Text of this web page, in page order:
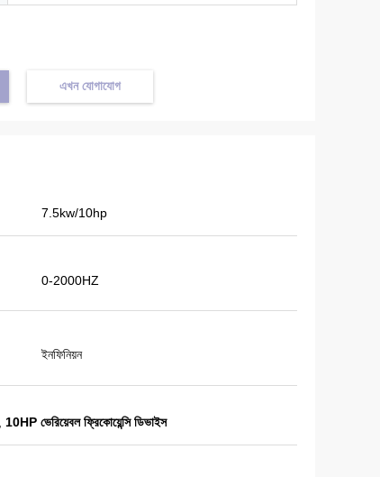
এখন যোগাযোগ
7.5kw/10hp
0-2000HZ
ইনফিনিয়ন
10HP ভেরিয়েবল ফ্রিকোয়েন্সি ডিভাইস